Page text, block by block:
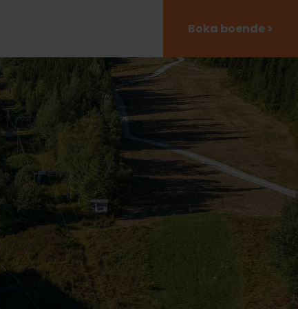
Boka boende >